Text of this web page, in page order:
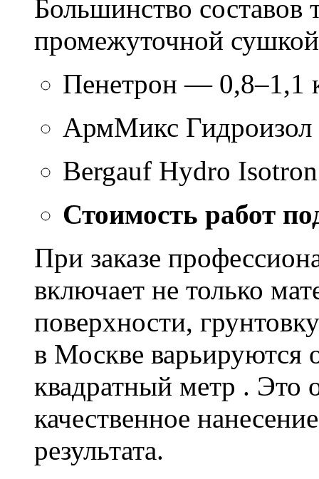
Большинство составов
промежуточной
Пенетрон — 0,8–1,1
АрмМикс
Bergauf Hydro
Стоимость работ
При заказе
включает не только
поверхности,
в Москве варьируются
квадратный метр . Это
качественное
результата.